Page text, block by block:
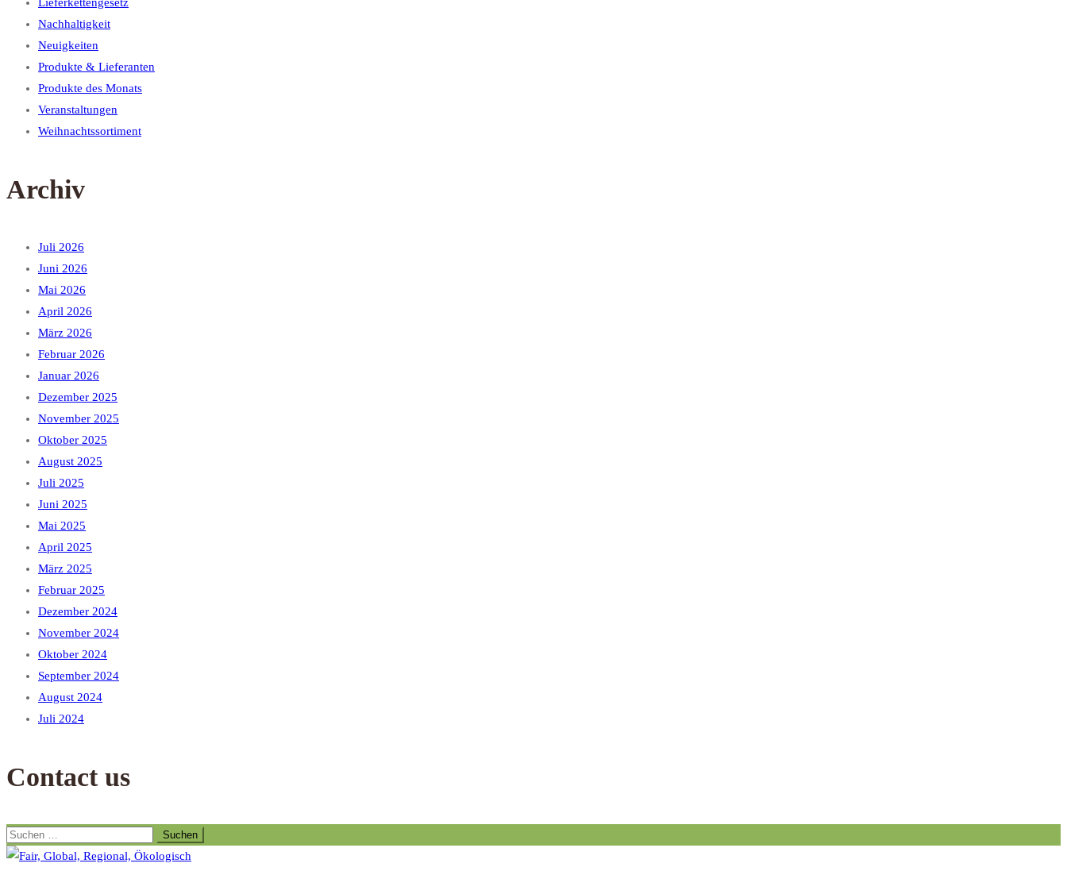
Nachhaltigkeit
Neuigkeiten
Produkte & Lieferanten
Produkte des Monats
Veranstaltungen
Weihnachtssortiment
Archiv
Juli 2026
Juni 2026
Mai 2026
April 2026
März 2026
Februar 2026
Januar 2026
Dezember 2025
November 2025
Oktober 2025
August 2025
Juli 2025
Juni 2025
Mai 2025
April 2025
März 2025
Februar 2025
Dezember 2024
November 2024
Oktober 2024
September 2024
August 2024
Juli 2024
Contact us
Suchen
nach: